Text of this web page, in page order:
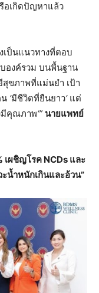
อเกิดปัญหาแล้ว
เป็นแนวทางที่ตอบ
องค์รวม บนพื้นฐาน
สุขภาพที่แม่นยำ เป้า
น ‘มีชีวิตที่ยืนยาว‘ แต่
มีคุณภาพ‘” นายแพทย์
เผชิญโรค NCDs และ
ะน้ำหนักเกินและอ้วน”